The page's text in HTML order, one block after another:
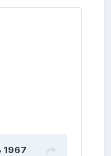
1967